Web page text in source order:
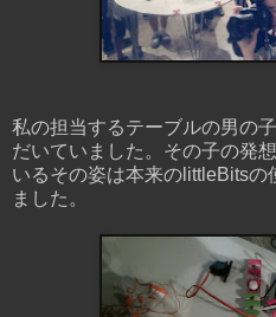
私の担当するテーブルの男の
だいていました。その子の発
いるその姿は本来のlittleBits
ました。